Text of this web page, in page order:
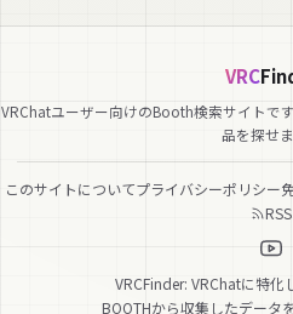
VRC
VRChatユーザー向けのBooth検索サイトで
品を探せま
このサイトについてプライバシーポリシー
RSS
VRCFinder: VRChatに特
BOOTHから収集したデータ